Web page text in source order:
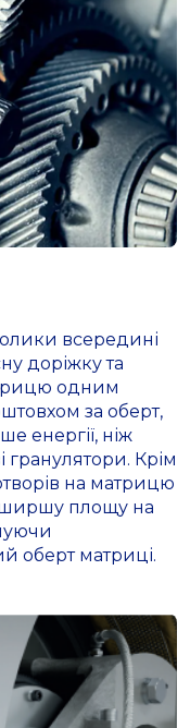
всередині
доріжку та
одним
за оберт,
енергії, ніж
гранулятори. Крім
на матрицю
ширшу площу на
оберт матриці.